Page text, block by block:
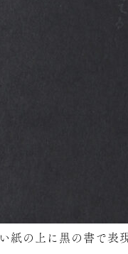
紙の上に黒の書で表